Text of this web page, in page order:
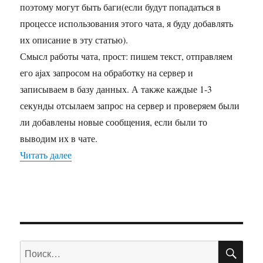
поэтому могут быть баги(если будут попадаться в
процессе использования этого чата, я буду добавлять
их описание в эту статью).
Смысл работы чата, прост: пишем текст, отправляем
его ajax запросом на обработку на сервер и
записываем в базу данных. А также каждые 1-3
секунды отсылаем запрос на сервер и проверяем были
ли добавлены новые сообщения, если были то
выводим их в чате.
Читать далее
Искать: